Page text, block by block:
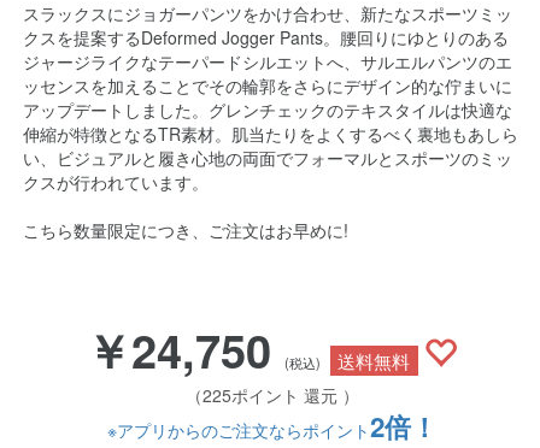
スラックスにジョガーパンツをかけ合わせ、新たなスポーツミッ
クスを提案するDeformed Jogger Pants。腰回りにゆとりのある
ジャージライクなテーパードシルエットへ、サルエルパンツのエ
ッセンスを加えることでその輪郭をさらにデザイン的な佇まいに
アップデートしました。グレンチェックのテキスタイルは快適な
伸縮が特徴となるTR素材。肌当たりをよくするべく裏地もあしら
い、ビジュアルと履き心地の両面でフォーマルとスポーツのミッ
クスが行われています。
こちら数量限定につき、ご注文はお早めに!
￥24,750 (税込) 送料無料
（225ポイント 還元 ）
※アプリからのご注文ならポイント2倍！